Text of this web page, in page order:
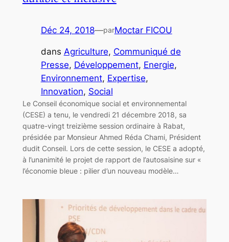
Déc 24, 2018—parMoctar FICOU
dans Agriculture, Communiqué de
Presse, Développement, Energie
Environnement, Expertise
Innovation, Social
Le Conseil économique social et environnemental
(CESE) a tenu, le vendredi 21 décembre 2018, sa
quatre-vingt treizième session ordinaire à Rabat,
présidée par Monsieur Ahmed Réda Chami, Président
dudit Conseil. Lors de cette session, le CESE a adopté,
à l’unanimité le projet de rapport de l’autosaisine sur «
l’économie bleue : pilier d’un nouveau modèle…